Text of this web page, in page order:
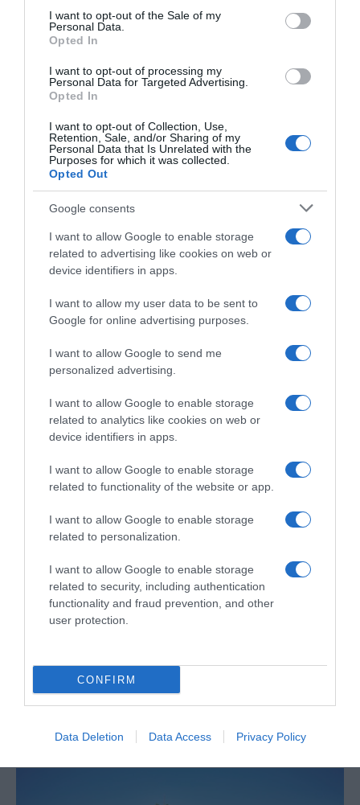
consent section.
I want to opt-out of the Sale of my
Personal Data.
Opted In
I want to opt-out of processing my
Personal Data for Targeted Advertising.
Opted In
I want to opt-out of Collection, Use,
Retention, Sale, and/or Sharing of my
Personal Data that Is Unrelated with the
Purposes for which it was collected.
Opted Out
Google consents
I want to allow Google to enable storage
related to advertising like cookies on web or
device identifiers in apps.
I want to allow my user data to be sent to
Google for online advertising purposes.
I want to allow Google to send me
personalized advertising.
I want to allow Google to enable storage
related to analytics like cookies on web or
device identifiers in apps.
I want to allow Google to enable storage
related to functionality of the website or app.
I want to allow Google to enable storage
related to personalization.
I want to allow Google to enable storage
related to security, including authentication
functionality and fraud prevention, and other
user protection.
CONFIRM
Data Deletion Data Access Privacy Policy
PRAZERES
exclusivo
6 Mai 15:14
PRODUTOS E MARCAS
Pingo Doce associa-se à Campanha Pirilampo
Mágico 2026
11 Mai 10:10
FESTA DA FLOR
Maracujá em homenagem à Festa da Flor da
Madeira